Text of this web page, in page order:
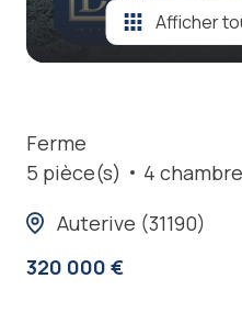
Afficher
Ferme
5 pièce(s)
4
Auterive (31190)
320 000 €